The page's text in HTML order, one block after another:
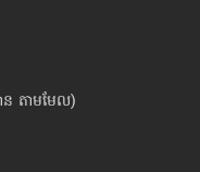
ន តាមមែល)